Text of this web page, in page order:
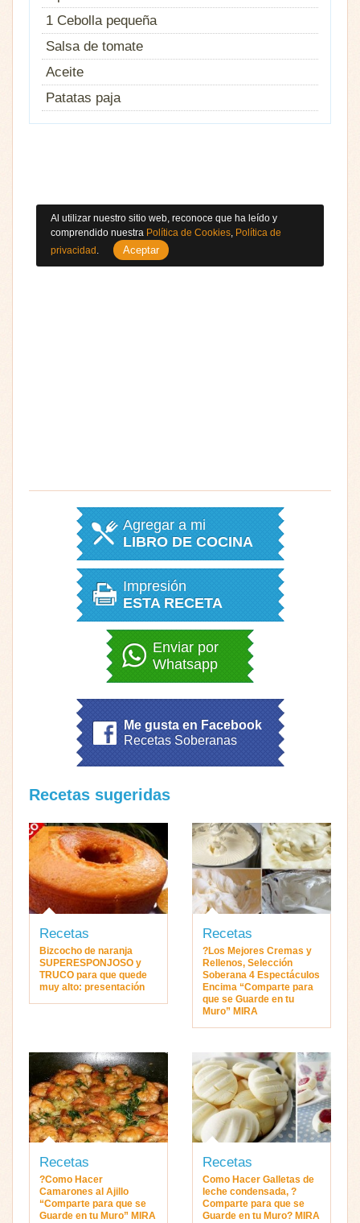
1 Cebolla pequeña
Salsa de tomate
Aceite
Patatas paja
Agregar a mi
LIBRO DE COCINA
Impresión
ESTA RECETA
Enviar por
Whatsapp
Me gusta en Facebook
Recetas Soberanas
Recetas sugeridas
Recetas
Bizcocho de naranja
SUPERESPONJOSO y
TRUCO para que quede
muy alto: presentación
Recetas
?Los Mejores Cremas y
Rellenos, Selección
Soberana 4 Espectáculos
Encima “Comparte para
que se Guarde en tu
Muro” MIRA
Recetas
?Como Hacer
Camarones al Ajillo
“Comparte para que se
Guarde en tu Muro” MIRA
Recetas
Como Hacer Galletas de
leche condensada, ?
Comparte para que se
Guarde en tu Muro? MIRA
Al utilizar nuestro sitio web, reconoce que ha leído y
comprendido nuestra Política de Cookies, Política de
privacidad . Aceptar